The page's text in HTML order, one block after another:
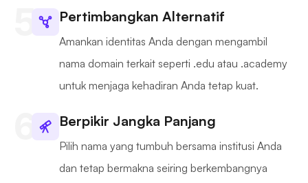
Pertimbangkan Alternatif
Amankan identitas Anda dengan mengambil
nama domain terkait seperti .edu atau .academy
untuk menjaga kehadiran Anda tetap kuat.
Berpikir Jangka Panjang
Pilih nama yang tumbuh bersama institusi Anda
dan tetap bermakna seiring berkembangnya